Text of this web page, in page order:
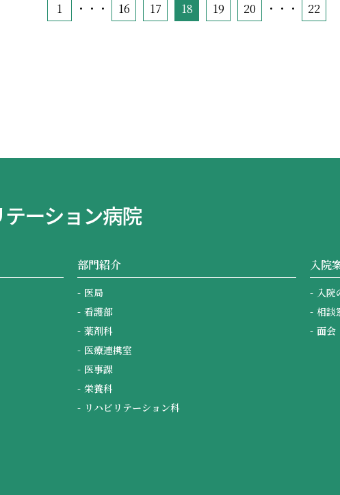
1 ・・・ 16 17 18 19 20 ・・・ 22
部門紹介
医局
看護部
薬剤科
医療連携室
医事課
栄養科
リハビリテーション科
入院
入院
相談
面会